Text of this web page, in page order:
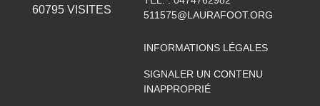
60795VISITES
511575@LAURAFOOT.ORG
INFORMATIONS LÉGALES
SIGNALER UN CONTENU
INAPPROPRIÉ